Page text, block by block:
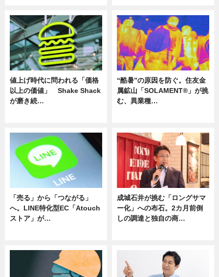
値上げ時代に問われる「価格
以上の価値」 Shake Shack
が磨き続…
“酷暑”の原因を防ぐ。住友金
属鉱山「SOLAMENT®」が挑
む、異業種…
「売る」から「つながる」
へ。LINE特化型EC「Atouch
ストア」が…
成城石井が挑む「ロングサマ
ー化」への布石。2カ月前倒
しの調達と独自の商…